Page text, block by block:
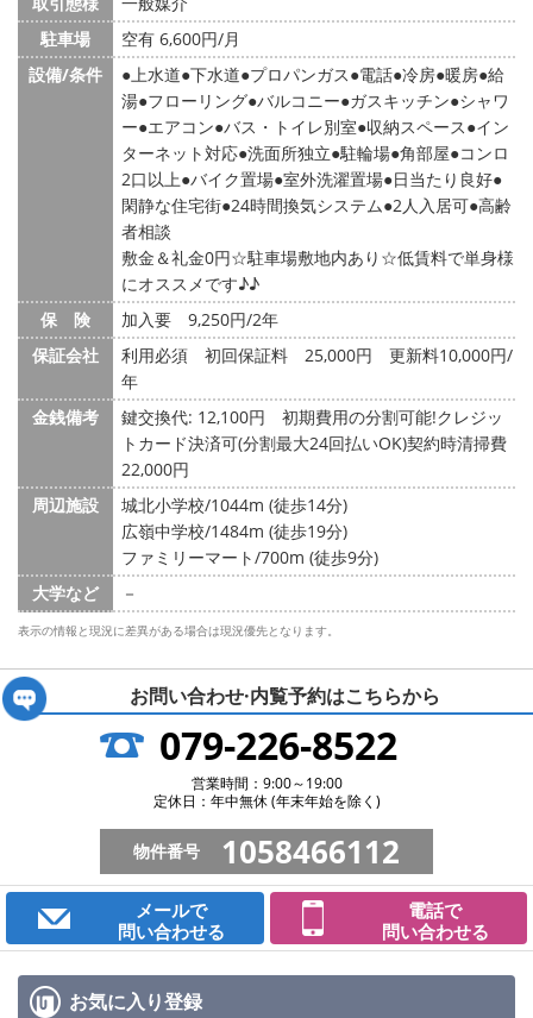
駐車場
空有 6,600円/月
設備/条件
上水道 下水道 プロパンガス 電話 冷房 暖房 給
湯 フローリング バルコニー ガスキッチン シャワ
ー エアコン バス・トイレ別室 収納スペース イン
ターネット対応 洗面所独立 駐輪場 角部屋 コンロ
2口以上 バイク置場 室外洗濯置場 日当たり良好
閑静な住宅街 24時間換気システム 2人入居可 高齢
者相談
敷金＆礼金0円☆駐車場敷地内あり☆低賃料で単身様
にオススメです♪♪
保 険
加入要 9,250円/2年
保証会社
利用必須 初回保証料 25,000円 更新料10,000円/
年
金銭備考
鍵交換代: 12,100円
初期費用の分割可能!クレジッ
トカード決済可(分割最大24回払いOK)契約時清掃費
22,000円
周辺施設
城北小学校/1044m (徒歩14分)
広嶺中学校/1484m (徒歩19分)
ファミリーマート/700m (徒歩9分)
大学など
－
表示の情報と現況に差異がある場合は現況優先となります。
お問い合わせ·内覧予約はこちらから
079-226-8522
営業時間：9:00～19:00
定休日：年中無休 (年末年始を除く)
物件番号 1058466112
メールで
問い合わせる
電話で
問い合わせる
お気に入り登録